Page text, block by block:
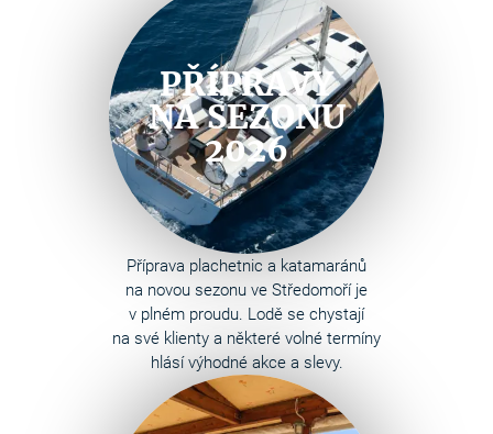
PŘÍPRAVY
NA SEZONU
2026
Příprava plachetnic a katamaránů
na novou sezonu ve Středomoří je
v plném proudu. Lodě se chystají
na své klienty a některé volné termíny
hlásí výhodné akce a slevy.